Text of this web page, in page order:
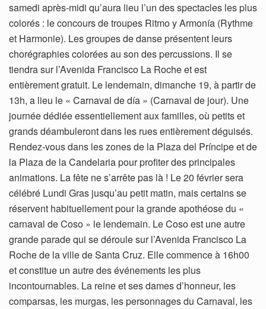
samedi après-midi qu’aura lieu l’un des spectacles les plus
colorés : le concours de troupes Ritmo y Armonía (Rythme
et Harmonie). Les groupes de danse présentent leurs
chorégraphies colorées au son des percussions. Il se
tiendra sur l’Avenida Francisco La Roche et est
entièrement gratuit. Le lendemain, dimanche 19, à partir de
13h, a lieu le « Carnaval de día » (Carnaval de jour). Une
journée dédiée essentiellement aux familles, où petits et
grands déambuleront dans les rues entièrement déguisés.
Rendez-vous dans les zones de la Plaza del Príncipe et de
la Plaza de la Candelaria pour profiter des principales
animations. La fête ne s’arrête pas là ! Le 20 février sera
célébré Lundi Gras jusqu’au petit matin, mais certains se
réservent habituellement pour la grande apothéose du «
carnaval de Coso » le lendemain. Le Coso est une autre
grande parade qui se déroule sur l’Avenida Francisco La
Roche de la ville de Santa Cruz. Elle commence à 16h00
et constitue un autre des événements les plus
incontournables. La reine et ses dames d’honneur, les
comparsas, les murgas, les personnages du Carnaval, les